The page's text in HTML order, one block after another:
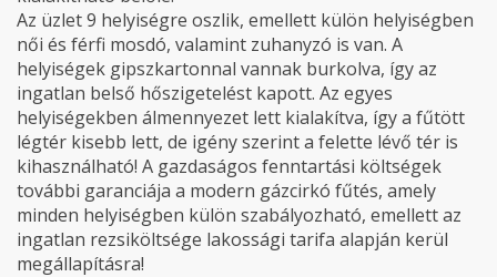
Az üzlet 9 helyiségre oszlik, emellett külön helyiségben
női és férfi mosdó, valamint zuhanyzó is van. A
helyiségek gipszkartonnal vannak burkolva, így az
ingatlan belső hőszigetelést kapott. Az egyes
helyiségekben álmennyezet lett kialakítva, így a fűtött
légtér kisebb lett, de igény szerint a felette lévő tér is
kihasználható! A gazdaságos fenntartási költségek
további garanciája a modern gázcirkó fűtés, amely
minden helyiségben külön szabályozható, emellett az
ingatlan rezsiköltsége lakossági tarifa alapján kerül
megállapításra!